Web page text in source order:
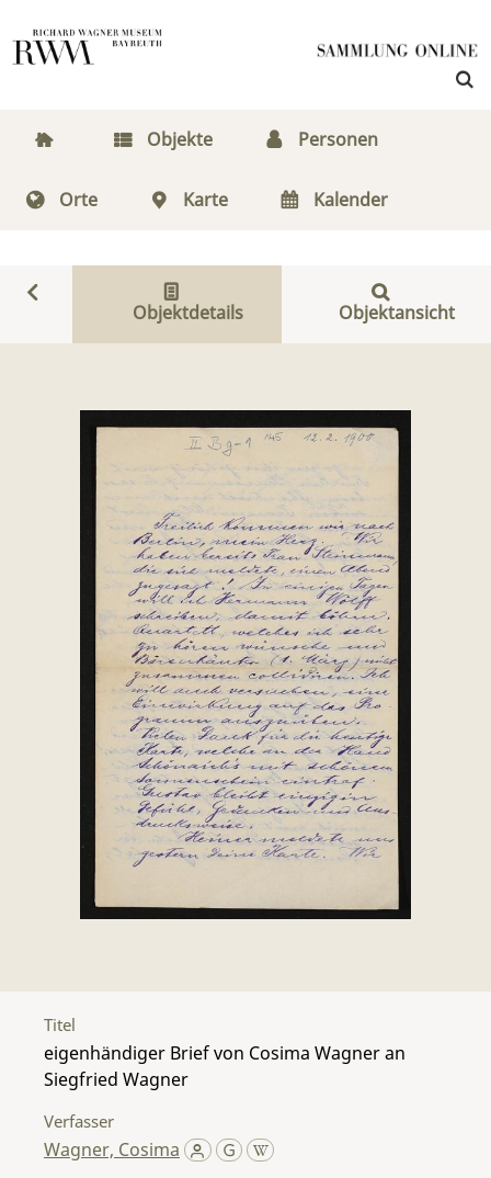
Objekte Personen
Orte Karte Kalender
Objektdetails Objektansicht
Titel
eigenhändiger Brief von Cosima Wagner an
Siegfried Wagner
Verfasser
Wagner, Cosima